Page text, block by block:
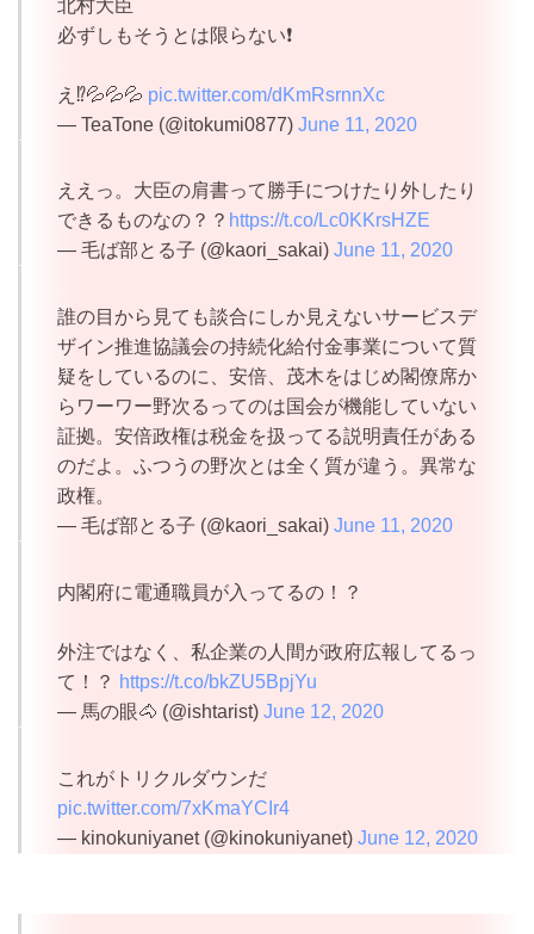
北村大臣
必ずしもそうとは限らない❗️
え⁉️💦💦💦 pic.twitter.com/dKmRsrnnXc
— TeaTone (@itokumi0877) June 11, 2020
ええっ。大臣の肩書って勝手につけたり外したり
できるものなの？？ https://t.co/Lc0KKrsHZE
— 毛ば部とる子 (@kaori_sakai) June 11, 2020
誰の目から見ても談合にしか見えないサービスデ
ザイン推進協議会の持続化給付金事業について質
疑をしているのに、安倍、茂木をはじめ閣僚席か
らワーワー野次るってのは国会が機能していない
証拠。安倍政権は税金を扱ってる説明責任がある
のだよ。ふつうの野次とは全く質が違う。異常な
政権。
— 毛ば部とる子 (@kaori_sakai) June 11, 2020
内閣府に電通職員が入ってるの！？
外注ではなく、私企業の人間が政府広報してるっ
て！？ https://t.co/bkZU5BpjYu
— 馬の眼🐴 (@ishtarist) June 12, 2020
これがトリクルダウンだ
pic.twitter.com/7xKmaYCIr4
— kinokuniyanet (@kinokuniyanet) June 12, 2020